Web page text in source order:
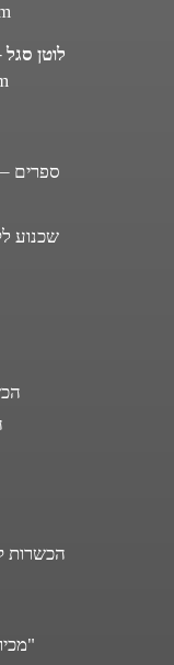
לוטן
ספרים
שכנוע
הכשרות